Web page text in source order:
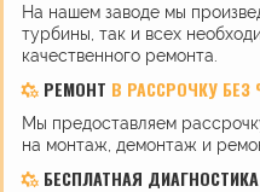
На нашем заводе мы
турбины, так и всех
качественного ремонта.
РЕМОНТ В РАССРОЧКУ БЕЗ
Мы предоставляем
на монтаж, демонтаж и
БЕСПЛАТНАЯ